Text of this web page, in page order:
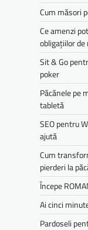
Cum măsori
Ce amenzi
obligațiilor de
Sit & Go
poker
Păcănele pe
tabletă
SEO pentru
ajută
Cum
pierderi la
Începe
Ai cinci
Pardoseli